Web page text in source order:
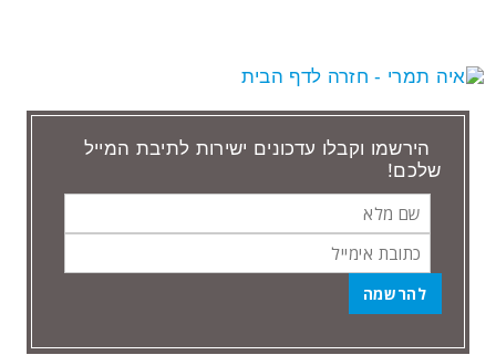
הירשמו וקבלו עדכונים ישירות לתיבת המייל
שלכם!
מלא